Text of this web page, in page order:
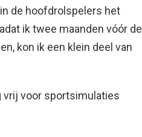
de hoofdrolspelers het
ik twee maanden vóór de
kon ik een klein deel van
vrij voor sportsimulaties